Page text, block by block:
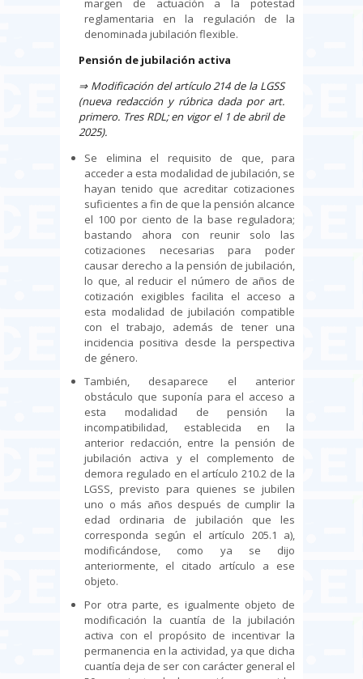
margen de actuación a la potestad
reglamentaria en la regulación de la
denominada jubilación flexible.
Pensión de jubilación activa
⇒Modificación del artículo 214 de la LGSS
(nueva redacción y rúbrica dada por art.
primero. Tres RDL; en vigor el 1 de abril de
2025).
Se elimina el requisito de que, para
acceder a esta modalidad de jubilación, se
hayan tenido que acreditar cotizaciones
suficientes a fin de que la pensión alcance
el 100 por ciento de la base reguladora;
bastando ahora con reunir solo las
cotizaciones necesarias para poder
causar derecho a la pensión de jubilación,
lo que, al reducir el número de años de
cotización exigibles facilita el acceso a
esta modalidad de jubilación compatible
con el trabajo, además de tener una
incidencia positiva desde la perspectiva
de género.
También, desaparece el anterior
obstáculo que suponía para el acceso a
esta modalidad de pensión la
incompatibilidad, establecida en la
anterior redacción, entre la pensión de
jubilación activa y el complemento de
demora regulado en el artículo 210.2 de la
LGSS, previsto para quienes se jubilen
uno o más años después de cumplir la
edad ordinaria de jubilación que les
corresponda según el artículo 205.1 a),
modificándose, como ya se dijo
anteriormente, el citado artículo a ese
objeto.
Por otra parte, es igualmente objeto de
modificación la cuantía de la jubilación
activa con el propósito de incentivar la
permanencia en la actividad, ya que dicha
cuantía deja de ser con carácter general el